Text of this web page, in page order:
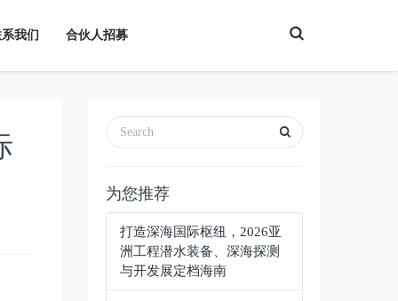
T
o
g
e
a
r
我们 合伙人招募
为您推荐
打造深海国际枢纽，2026亚
洲工程潜水装备、深海探测
与开发展定档海南